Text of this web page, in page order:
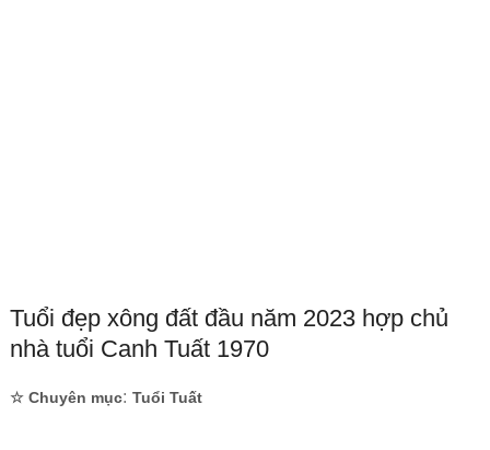
Tuổi đẹp xông đất đầu năm 2023 hợp chủ
nhà tuổi Canh Tuất 1970
☆ Chuyên mục: Tuổi Tuất